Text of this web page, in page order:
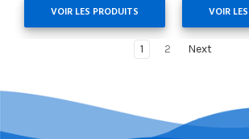
VOIR LES PRODUITS VOIR
1 2 Next